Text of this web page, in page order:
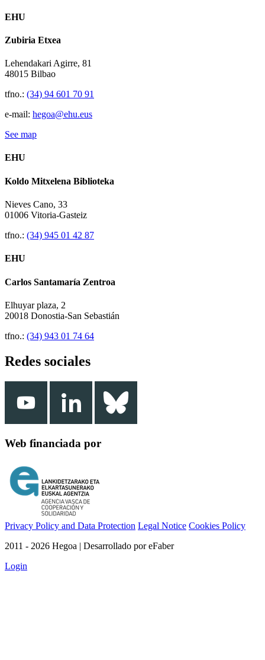
EHU
Zubiria Etxea
Lehendakari Agirre, 81
48015 Bilbao
tfno.: (34) 94 601 70 91
e-mail: hegoa@ehu.eus
See map
EHU
Koldo Mitxelena Biblioteka
Nieves Cano, 33
01006 Vitoria-Gasteiz
tfno.: (34) 945 01 42 87
EHU
Carlos Santamaría Zentroa
Elhuyar plaza, 2
20018 Donostia-San Sebastián
tfno.: (34) 943 01 74 64
Redes sociales
Web financiada por
Privacy Policy and Data Protection Legal Notice Cookies Policy
2011 - 2026 Hegoa | Desarrollado por eFaber
Login